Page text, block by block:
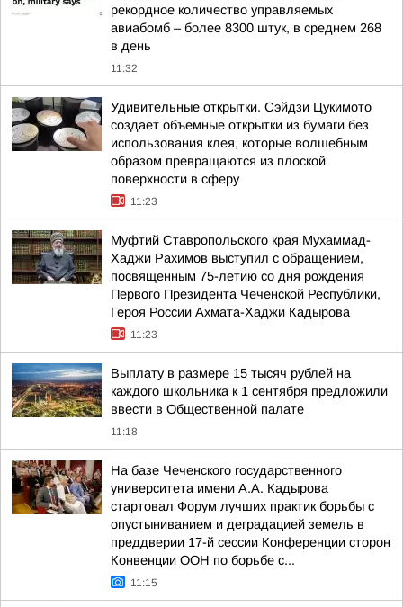
рекордное количество управляемых
авиабомб – более 8300 штук, в среднем 268
в день
11:32
Удивительные открытки. Сэйдзи Цукимото
создает объемные открытки из бумаги без
использования клея, которые волшебным
образом превращаются из плоской
поверхности в сферу
11:23
Муфтий Ставропольского края Мухаммад-
Хаджи Рахимов выступил с обращением,
посвященным 75-летию со дня рождения
Первого Президента Чеченской Республики,
Героя России Ахмата-Хаджи Кадырова
11:23
Выплату в размере 15 тысяч рублей на
каждого школьника к 1 сентября предложили
ввести в Общественной палате
11:18
На базе Чеченского государственного
университета имени А.А. Кадырова
стартовал Форум лучших практик борьбы с
опустыниванием и деградацией земель в
преддверии 17-й сессии Конференции сторон
Конвенции ООН по борьбе с...
11:15